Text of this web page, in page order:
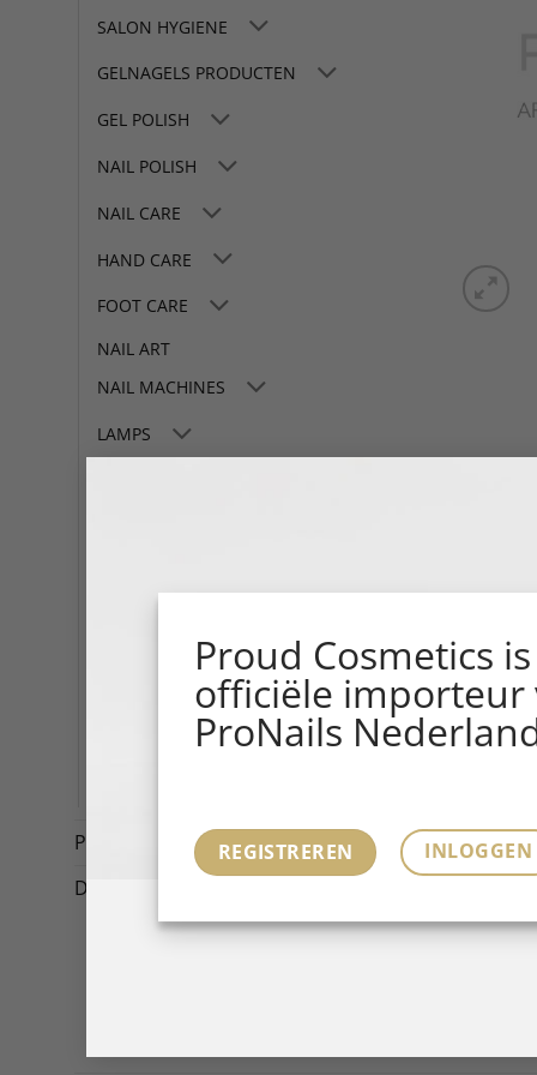
Proud Cosmetics
officiële importeur
ProNails
REGISTREREN INLOGGEN
SALON HYGIENE
GELNAGELS PRODUCTEN
GEL POLISH
NAIL POLISH
NAIL CARE
HAND CARE
FOOT CARE
NAIL ART
NAIL MACHINES
LAMPS
Salon Marketing Tools
Booklets, Leaflets & Magazines
Promotions (4)
Diversen